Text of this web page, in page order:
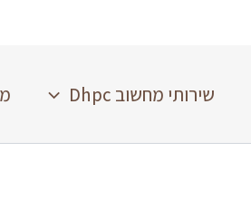
שירותי מחשוב Dhpc